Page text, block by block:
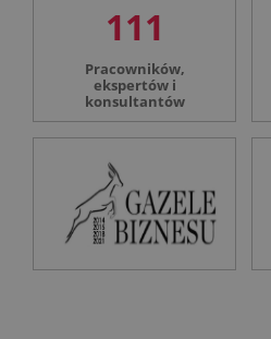
111
Pracowników,
ekspertów i
konsultantów